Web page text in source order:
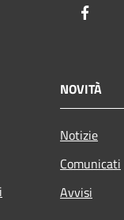
NOVITÀ
Notizie
Comunicati
Avvisi